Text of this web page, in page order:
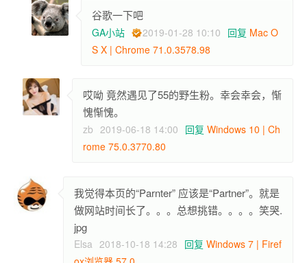
谷歌一下吧
GA小站 2019-01-28 10:10 回复 Mac O
S X | Chrome 71.0.3578.98
哎呦 竟然遇见了55的野生粉。幸会幸会，惭
愧惭愧。
zb 2019-06-18 14:00 回复 Windows 10 | Ch
rome 75.0.3770.80
我觉得本页的“Parnter” 应该是“Partner”。就是
做网站时间长了。。。总想挑错。。。。笑哭.
jpg
Elsa 2018-10-18 14:28 回复 Windows 7 | Firef